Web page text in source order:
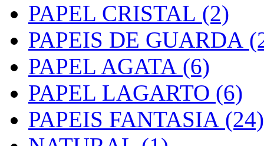
PAPEL CRISTAL (2)
PAPEIS DE GUARDA
PAPEL AGATA (6)
PAPEL LAGARTO (6)
PAPEIS FANTASIA (24)